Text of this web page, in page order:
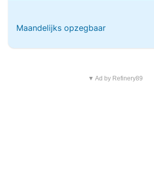
Maandelijks opzegbaar
▼ Ad by Refinery89